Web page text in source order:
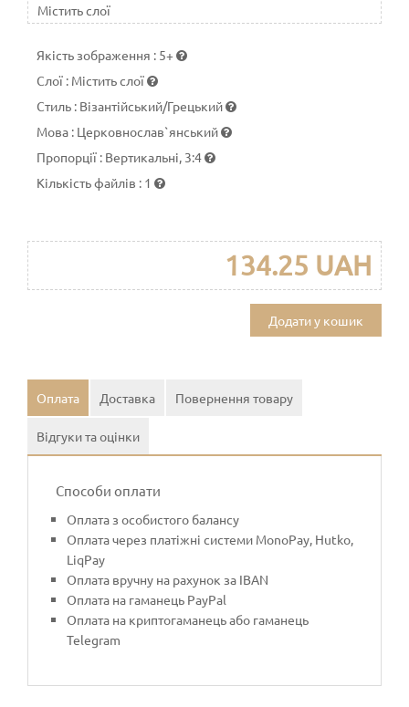
Містить слої
Якість зображення : 5+
Слої : Містить слої
Стиль : Візантійський/Грецький
Мова : Церковнослав`янський
Пропорції : Вертикальні, 3:4
Кількість файлів : 1
134.25 UAH
Додати у кошик
Оплата Доставка Повернення товару
Відгуки та оцінки
Способи оплати
Оплата з особистого балансу
Оплата через платіжні системи MonoPay, Hutko,
LiqPay
Оплата вручну на рахунок за IBAN
Оплата на гаманець PayPal
Оплата на криптогаманець або гаманець
Telegram